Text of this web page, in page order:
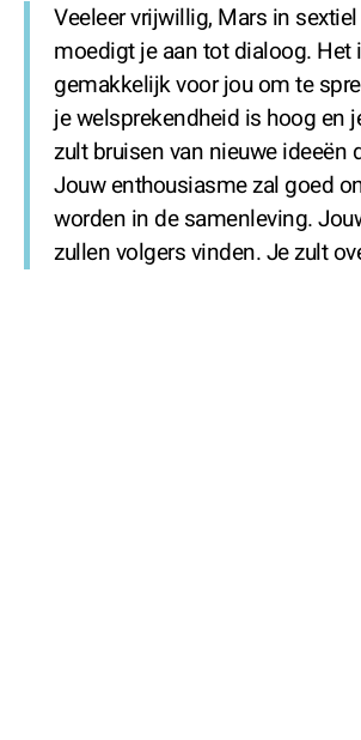
Veeleer vrijwillig, Mars in sextiel
moedigt je aan tot dialoog. Het
gemakkelijk voor jou om te
je welsprekendheid is hoog en
zult bruisen van nieuwe ideeën
Jouw enthousiasme zal goed
worden in de samenleving.
zullen volgers vinden. Je zult